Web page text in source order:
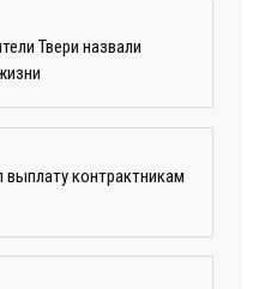
Твери назвали
выплату контрактникам